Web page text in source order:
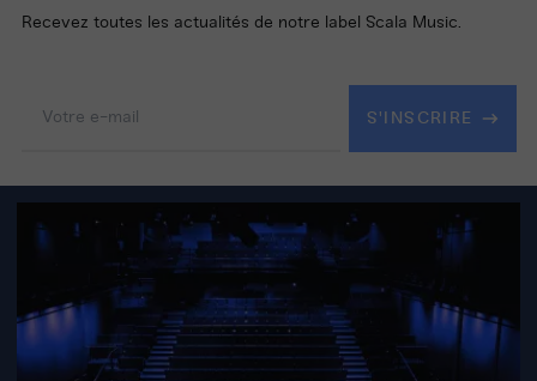
Recevez toutes les actualités de notre label Scala Music.
S'INSCRIRE